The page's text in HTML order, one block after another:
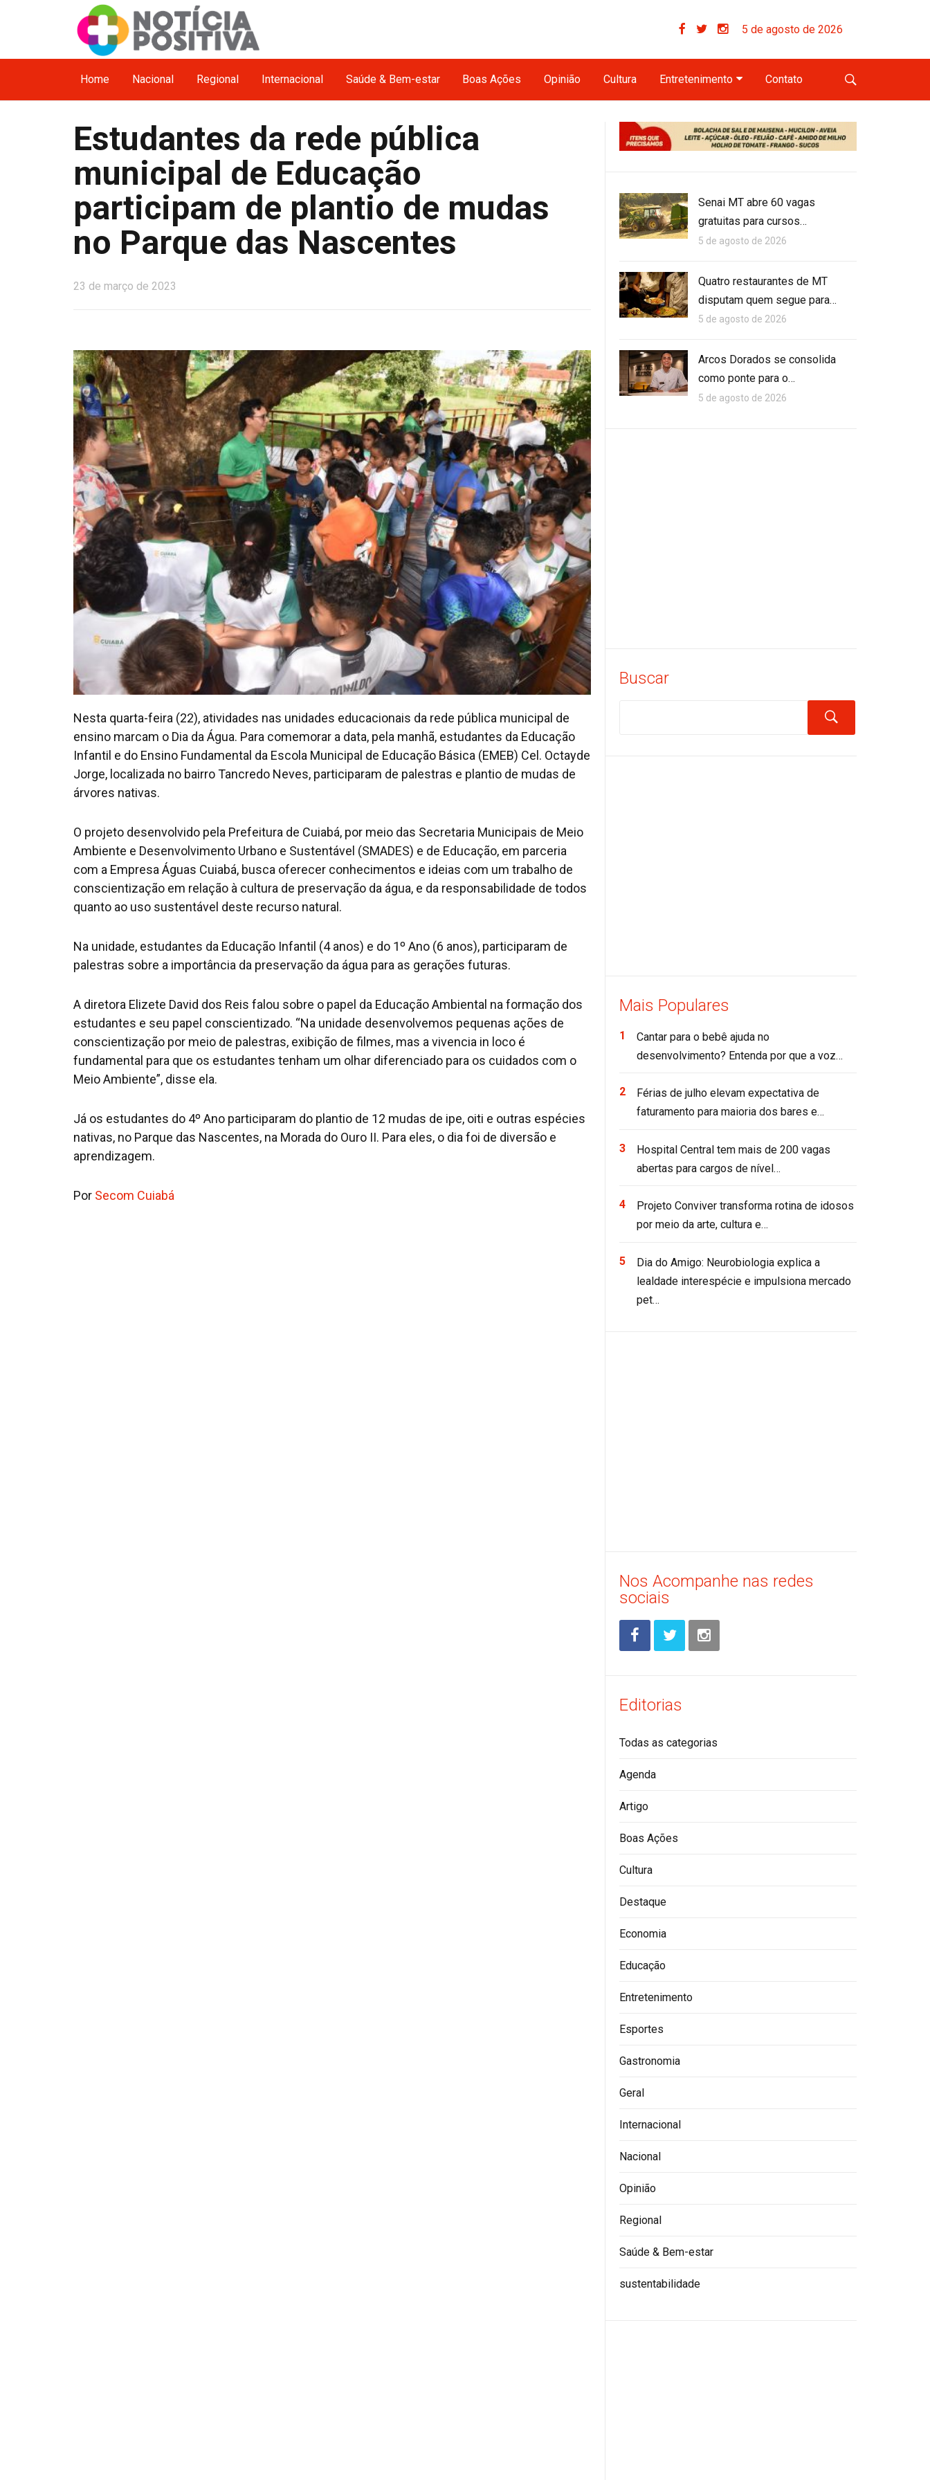
5 de agosto de 2026
Home Nacional Regional Internacional Saúde & Bem-estar Boas Ações Opinião Cultura Entretenimento Contato
Estudantes da rede pública
municipal de Educação
participam de plantio de mudas
no Parque das Nascentes
23 de março de 2023
Nesta quarta-feira (22), atividades nas unidades educacionais da rede pública municipal de
ensino marcam o Dia da Água. Para comemorar a data, pela manhã, estudantes da Educação
Infantil e do Ensino Fundamental da Escola Municipal de Educação Básica (EMEB) Cel. Octayde
Jorge, localizada no bairro Tancredo Neves, participaram de palestras e plantio de mudas de
árvores nativas.
O projeto desenvolvido pela Prefeitura de Cuiabá, por meio das Secretaria Municipais de Meio
Ambiente e Desenvolvimento Urbano e Sustentável (SMADES) e de Educação, em parceria
com a Empresa Águas Cuiabá, busca oferecer conhecimentos e ideias com um trabalho de
conscientização em relação à cultura de preservação da água, e da responsabilidade de todos
quanto ao uso sustentável deste recurso natural.
Na unidade, estudantes da Educação Infantil (4 anos) e do 1º Ano (6 anos), participaram de
palestras sobre a importância da preservação da água para as gerações futuras.
A diretora Elizete David dos Reis falou sobre o papel da Educação Ambiental na formação dos
estudantes e seu papel conscientizado. “Na unidade desenvolvemos pequenas ações de
conscientização por meio de palestras, exibição de filmes, mas a vivencia in loco é
fundamental para que os estudantes tenham um olhar diferenciado para os cuidados com o
Meio Ambiente”, disse ela.
Já os estudantes do 4º Ano participaram do plantio de 12 mudas de ipe, oiti e outras espécies
nativas, no Parque das Nascentes, na Morada do Ouro II. Para eles, o dia foi de diversão e
aprendizagem.
Por Secom Cuiabá
Senai MT abre 60 vagas
gratuitas para cursos…
5 de agosto de 2026
Quatro restaurantes de MT
disputam quem segue para…
5 de agosto de 2026
Arcos Dorados se consolida
como ponte para o…
5 de agosto de 2026
Buscar
Mais Populares
Cantar para o bebê ajuda no
desenvolvimento? Entenda por que a voz…
Férias de julho elevam expectativa de
faturamento para maioria dos bares e…
Hospital Central tem mais de 200 vagas
abertas para cargos de nível…
Projeto Conviver transforma rotina de idosos
por meio da arte, cultura e…
Dia do Amigo: Neurobiologia explica a
lealdade interespécie e impulsiona mercado
pet…
Nos Acompanhe nas redes
sociais
Editorias
Todas as categorias
Agenda
Artigo
Boas Ações
Cultura
Destaque
Economia
Educação
Entretenimento
Esportes
Gastronomia
Geral
Internacional
Nacional
Opinião
Regional
Saúde & Bem-estar
sustentabilidade